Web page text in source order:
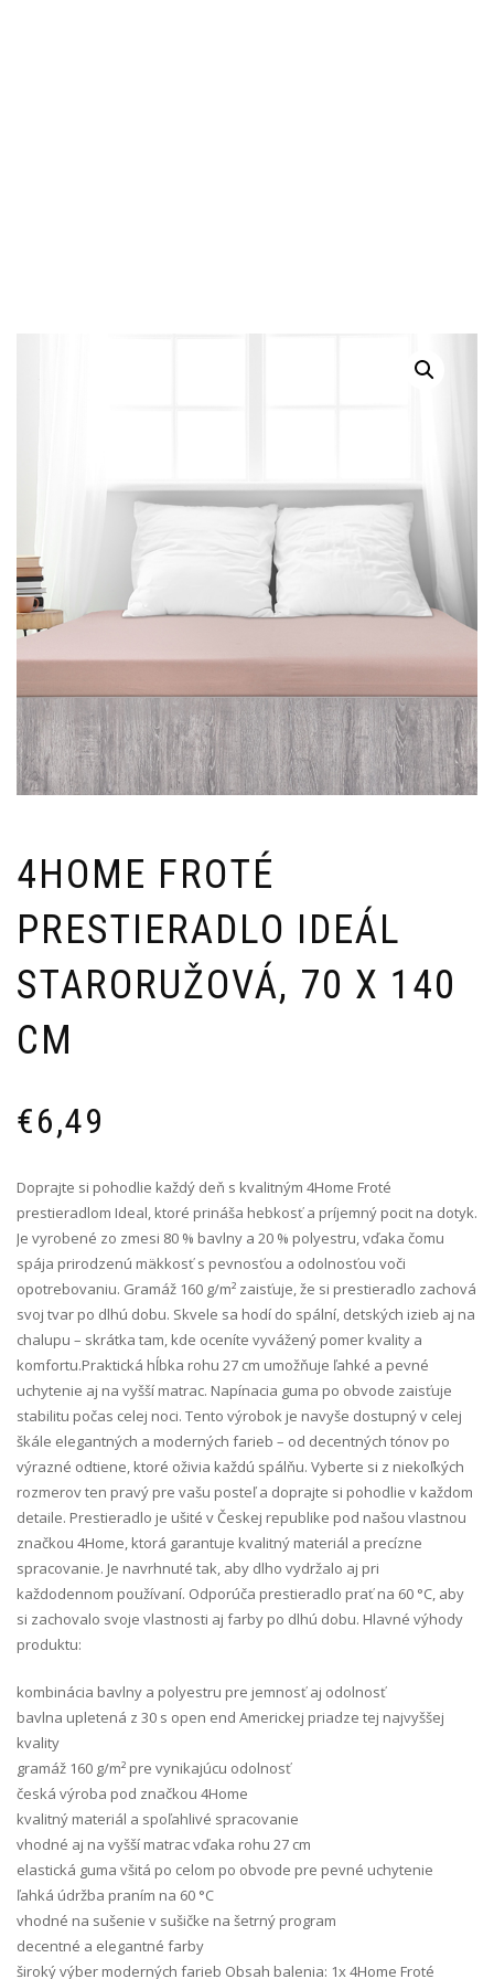
4HOME FROTÉ
PRESTIERADLO IDEÁL
STARORUŽOVÁ, 70 X 140
CM
€6,49
Doprajte si pohodlie každý deň s kvalitným 4Home Froté
prestieradlom Ideal, ktoré prináša hebkosť a príjemný pocit na dotyk.
Je vyrobené zo zmesi 80 % bavlny a 20 % polyestru, vďaka čomu
spája prirodzenú mäkkosť s pevnosťou a odolnosťou voči
opotrebovaniu. Gramáž 160 g/m² zaisťuje, že si prestieradlo zachová
svoj tvar po dlhú dobu. Skvele sa hodí do spální, detských izieb aj na
chalupu – skrátka tam, kde oceníte vyvážený pomer kvality a
komfortu.Praktická hĺbka rohu 27 cm umožňuje ľahké a pevné
uchytenie aj na vyšší matrac. Napínacia guma po obvode zaisťuje
stabilitu počas celej noci. Tento výrobok je navyše dostupný v celej
škále elegantných a moderných farieb – od decentných tónov po
výrazné odtiene, ktoré oživia každú spálňu. Vyberte si z niekoľkých
rozmerov ten pravý pre vašu posteľ a doprajte si pohodlie v každom
detaile. Prestieradlo je ušité v Českej republike pod našou vlastnou
značkou 4Home, ktorá garantuje kvalitný materiál a precízne
spracovanie. Je navrhnuté tak, aby dlho vydržalo aj pri
každodennom používaní. Odporúča prestieradlo prať na 60 °C, aby
si zachovalo svoje vlastnosti aj farby po dlhú dobu. Hlavné výhody
produktu:
kombinácia bavlny a polyestru pre jemnosť aj odolnosť
bavlna upletená z 30 s open end Americkej priadze tej najvyššej
kvality
gramáž 160 g/m² pre vynikajúcu odolnosť
česká výroba pod značkou 4Home
kvalitný materiál a spoľahlivé spracovanie
vhodné aj na vyšší matrac vďaka rohu 27 cm
elastická guma všitá po celom po obvode pre pevné uchytenie
ľahká údržba praním na 60 °C
vhodné na sušenie v sušičke na šetrný program
decentné a elegantné farby
široký výber moderných farieb Obsah balenia: 1x 4Home Froté